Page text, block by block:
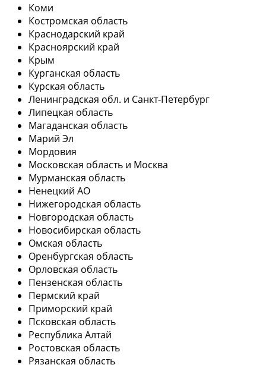
Коми
Костромская область
Краснодарский край
Красноярский край
Крым
Курганская область
Курская область
Ленинградская обл. и Санкт-Петербург
Липецкая область
Магаданская область
Марий Эл
Мордовия
Московская область и Москва
Мурманская область
Ненецкий АО
Нижегородская область
Новгородская область
Новосибирская область
Омская область
Оренбургская область
Орловская область
Пензенская область
Пермский край
Приморский край
Псковская область
Республика Алтай
Ростовская область
Рязанская область